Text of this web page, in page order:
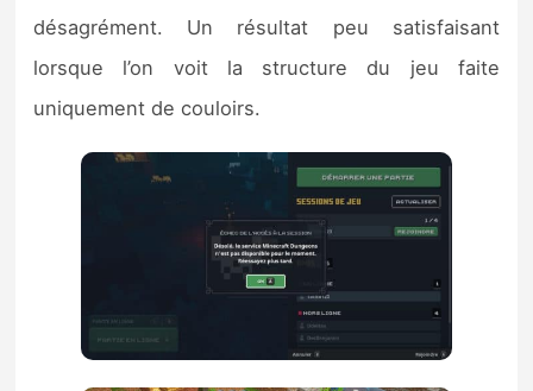
désagrément. Un résultat peu satisfaisant
lorsque l’on voit la structure du jeu faite
uniquement de couloirs.